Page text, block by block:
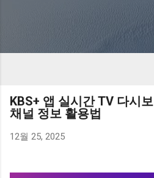
KBS+ 앱 실시간 TV 다시
채널 정보 활용법
12월 25, 2025